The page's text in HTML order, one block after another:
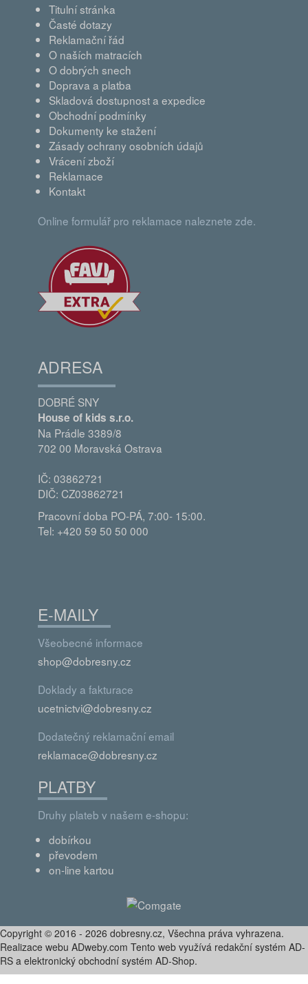
Titulní stránka
Časté dotazy
Reklamační řád
O naších matracích
O dobrých snech
Doprava a platba
Skladová dostupnost a expedice
Obchodní podmínky
Dokumenty ke stažení
Zásady ochrany osobních údajů
Vrácení zboží
Reklamace
Kontakt
Online formulář pro reklamace naleznete zde.
ADRESA
DOBRÉ SNY
House of kids s.r.o.
Na Prádle 3389/8
702 00 Moravská Ostrava
IČ: 03862721
DIČ: CZ03862721
Pracovní doba PO-PÁ, 7:00- 15:00.
Tel: +420 59 50 50 000
E-MAILY
Všeobecné informace
shop@dobresny.cz
Doklady a fakturace
ucetnictvi@dobresny.cz
Dodatečný reklamační email
reklamace@dobresny.cz
PLATBY
Druhy plateb v našem e-shopu:
dobírkou
převodem
on-line kartou
Copyright © 2016 - 2026 dobresny.cz, Všechna práva vyhrazena.
Realizace webu ADweby.com Tento web využívá redakční systém AD-
RS a elektronický obchodní systém AD-Shop.